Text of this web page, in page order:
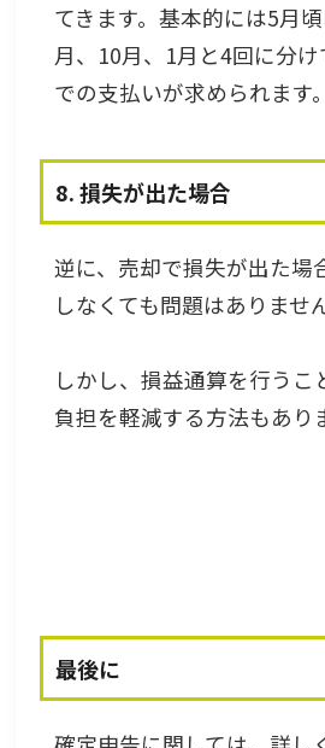
てきます。基本的には5月
月、10月、1月と4回に分
での支払いが求められます。
8. 損失が出た場合
逆に、売却で損失が出た場
しなくても問題はありません
しかし、損益通算を行うこ
負担を軽減する方法もあり
最後に